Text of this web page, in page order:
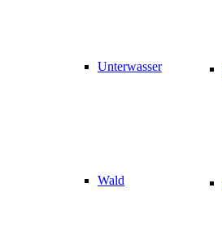
Unterwasser
Wald